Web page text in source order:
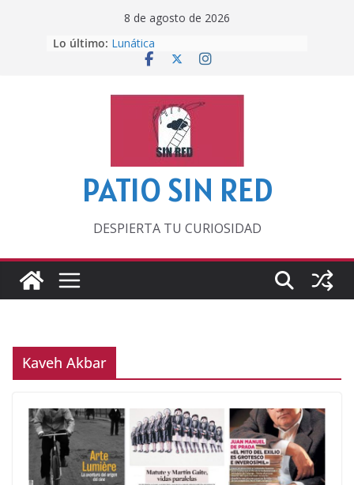
8 de agosto de 2026
Lo último: Lunática
Pero, hasta entonces…
‘La broma infinita’ de recomendar
lecturas veraniegas
Otra del Mundial
PATIO SIN RED
DESPIERTA TU CURIOSIDAD
Kaveh Akbar